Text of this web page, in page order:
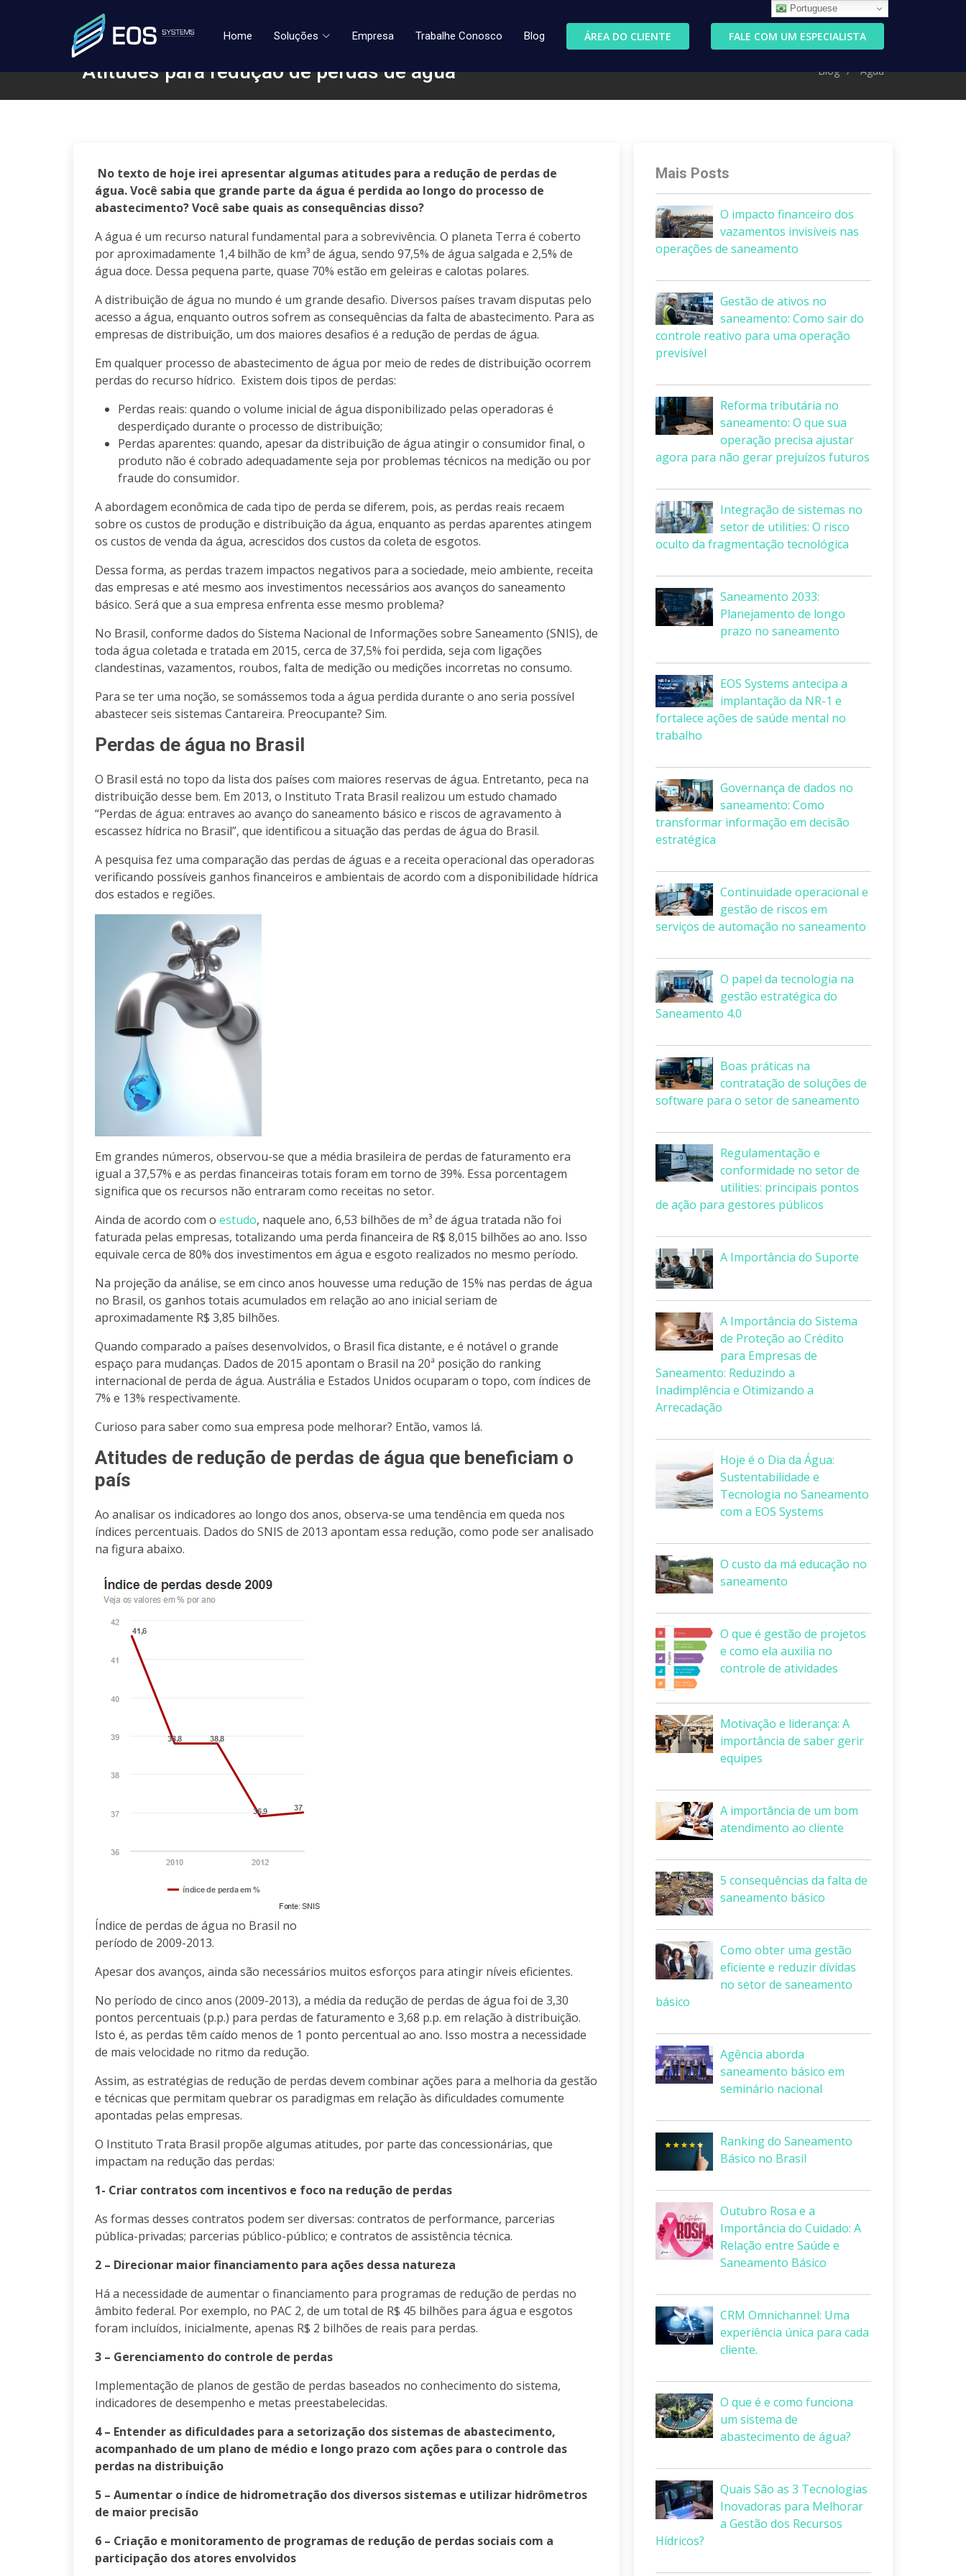
Home Soluções Empresa Trabalhe Conosco Blog ÁREA DO CLIENTE FALE COM UM ESPECIALISTA
Atitudes para redução de perdas de água Blog Água
No texto de hoje irei apresentar algumas atitudes para a redução de perdas de
água. Você sabia que grande parte da água é perdida ao longo do processo de
abastecimento? Você sabe quais as consequências disso?
A água é um recurso natural fundamental para a sobrevivência. O planeta Terra é coberto
por aproximadamente 1,4 bilhão de km³ de água, sendo 97,5% de água salgada e 2,5% de
água doce. Dessa pequena parte, quase 70% estão em geleiras e calotas polares.
A distribuição de água no mundo é um grande desafio. Diversos países travam disputas pelo
acesso a água, enquanto outros sofrem as consequências da falta de abastecimento. Para as
empresas de distribuição, um dos maiores desafios é a redução de perdas de água.
Em qualquer processo de abastecimento de água por meio de redes de distribuição ocorrem
perdas do recurso hídrico. Existem dois tipos de perdas:
Perdas reais: quando o volume inicial de água disponibilizado pelas operadoras é
desperdiçado durante o processo de distribuição;
Perdas aparentes: quando, apesar da distribuição de água atingir o consumidor final, o
produto não é cobrado adequadamente seja por problemas técnicos na medição ou por
fraude do consumidor.
A abordagem econômica de cada tipo de perda se diferem, pois, as perdas reais recaem
sobre os custos de produção e distribuição da água, enquanto as perdas aparentes atingem
os custos de venda da água, acrescidos dos custos da coleta de esgotos.
Dessa forma, as perdas trazem impactos negativos para a sociedade, meio ambiente, receita
das empresas e até mesmo aos investimentos necessários aos avanços do saneamento
básico. Será que a sua empresa enfrenta esse mesmo problema?
No Brasil, conforme dados do Sistema Nacional de Informações sobre Saneamento (SNIS), de
toda água coletada e tratada em 2015, cerca de 37,5% foi perdida, seja com ligações
clandestinas, vazamentos, roubos, falta de medição ou medições incorretas no consumo.
Para se ter uma noção, se somássemos toda a água perdida durante o ano seria possível
abastecer seis sistemas Cantareira. Preocupante? Sim.
Perdas de água no Brasil
O Brasil está no topo da lista dos países com maiores reservas de água. Entretanto, peca na
distribuição desse bem. Em 2013, o Instituto Trata Brasil realizou um estudo chamado
“Perdas de água: entraves ao avanço do saneamento básico e riscos de agravamento à
escassez hídrica no Brasil”, que identificou a situação das perdas de água do Brasil.
A pesquisa fez uma comparação das perdas de águas e a receita operacional das operadoras
verificando possíveis ganhos financeiros e ambientais de acordo com a disponibilidade hídrica
dos estados e regiões.
Em grandes números, observou-se que a média brasileira de perdas de faturamento era
igual a 37,57% e as perdas financeiras totais foram em torno de 39%. Essa porcentagem
significa que os recursos não entraram como receitas no setor.
Ainda de acordo com o estudo, naquele ano, 6,53 bilhões de m³ de água tratada não foi
faturada pelas empresas, totalizando uma perda financeira de R$ 8,015 bilhões ao ano. Isso
equivale cerca de 80% dos investimentos em água e esgoto realizados no mesmo período.
Na projeção da análise, se em cinco anos houvesse uma redução de 15% nas perdas de água
no Brasil, os ganhos totais acumulados em relação ao ano inicial seriam de
aproximadamente R$ 3,85 bilhões.
Quando comparado a países desenvolvidos, o Brasil fica distante, e é notável o grande
espaço para mudanças. Dados de 2015 apontam o Brasil na 20ª posição do ranking
internacional de perda de água. Austrália e Estados Unidos ocuparam o topo, com índices de
7% e 13% respectivamente.
Curioso para saber como sua empresa pode melhorar? Então, vamos lá.
Atitudes de redução de perdas de água que beneficiam o
país
Ao analisar os indicadores ao longo dos anos, observa-se uma tendência em queda nos
índices percentuais. Dados do SNIS de 2013 apontam essa redução, como pode ser analisado
na figura abaixo.
Índice de perdas de água no Brasil no
período de 2009-2013.
Apesar dos avanços, ainda são necessários muitos esforços para atingir níveis eficientes.
No período de cinco anos (2009-2013), a média da redução de perdas de água foi de 3,30
pontos percentuais (p.p.) para perdas de faturamento e 3,68 p.p. em relação à distribuição.
Isto é, as perdas têm caído menos de 1 ponto percentual ao ano. Isso mostra a necessidade
de mais velocidade no ritmo da redução.
Assim, as estratégias de redução de perdas devem combinar ações para a melhoria da gestão
e técnicas que permitam quebrar os paradigmas em relação às dificuldades comumente
apontadas pelas empresas.
O Instituto Trata Brasil propõe algumas atitudes, por parte das concessionárias, que
impactam na redução das perdas:
1- Criar contratos com incentivos e foco na redução de perdas
As formas desses contratos podem ser diversas: contratos de performance, parcerias
pública-privadas; parcerias público-público; e contratos de assistência técnica.
2 – Direcionar maior financiamento para ações dessa natureza
Há a necessidade de aumentar o financiamento para programas de redução de perdas no
âmbito federal. Por exemplo, no PAC 2, de um total de R$ 45 bilhões para água e esgotos
foram incluídos, inicialmente, apenas R$ 2 bilhões de reais para perdas.
3 – Gerenciamento do controle de perdas
Implementação de planos de gestão de perdas baseados no conhecimento do sistema,
indicadores de desempenho e metas preestabelecidas.
4 – Entender as dificuldades para a setorização dos sistemas de abastecimento,
acompanhado de um plano de médio e longo prazo com ações para o controle das
perdas na distribuição
5 – Aumentar o índice de hidrometração dos diversos sistemas e utilizar hidrômetros
de maior precisão
6 – Criação e monitoramento de programas de redução de perdas sociais com a
participação dos atores envolvidos
Mais Posts
O impacto financeiro dos
vazamentos invisíveis nas
operações de saneamento
Gestão de ativos no
saneamento: Como sair do
controle reativo para uma operação
previsível
Reforma tributária no
saneamento: O que sua
operação precisa ajustar
agora para não gerar prejuízos futuros
Integração de sistemas no
setor de utilities: O risco
oculto da fragmentação tecnológica
Saneamento 2033:
Planejamento de longo
prazo no saneamento
EOS Systems antecipa a
implantação da NR-1 e
fortalece ações de saúde mental no
trabalho
Governança de dados no
saneamento: Como
transformar informação em decisão
estratégica
Continuidade operacional e
gestão de riscos em
serviços de automação no saneamento
O papel da tecnologia na
gestão estratégica do
Saneamento 4.0
Boas práticas na
contratação de soluções de
software para o setor de saneamento
Regulamentação e
conformidade no setor de
utilities: principais pontos
de ação para gestores públicos
A Importância do Suporte
A Importância do Sistema
de Proteção ao Crédito
para Empresas de
Saneamento: Reduzindo a
Inadimplência e Otimizando a
Arrecadação
Hoje é o Dia da Água:
Sustentabilidade e
Tecnologia no Saneamento
com a EOS Systems
O custo da má educação no
saneamento
O que é gestão de projetos
e como ela auxilia no
controle de atividades
Motivação e liderança: A
importância de saber gerir
equipes
A importância de um bom
atendimento ao cliente
5 consequências da falta de
saneamento básico
Como obter uma gestão
eficiente e reduzir dívidas
no setor de saneamento
básico
Agência aborda
saneamento básico em
seminário nacional
Ranking do Saneamento
Básico no Brasil
Outubro Rosa e a
Importância do Cuidado: A
Relação entre Saúde e
Saneamento Básico
CRM Omnichannel: Uma
experiência única para cada
cliente.
O que é e como funciona
um sistema de
abastecimento de água?
Quais São as 3 Tecnologias
Inovadoras para Melhorar
a Gestão dos Recursos
Hídricos?
Portuguese